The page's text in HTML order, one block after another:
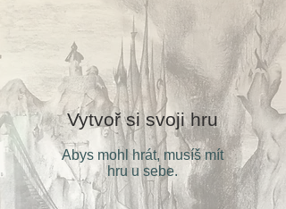
Vytvoř si svoji hru
Abys mohl hrát, musíš mít
hru u sebe.